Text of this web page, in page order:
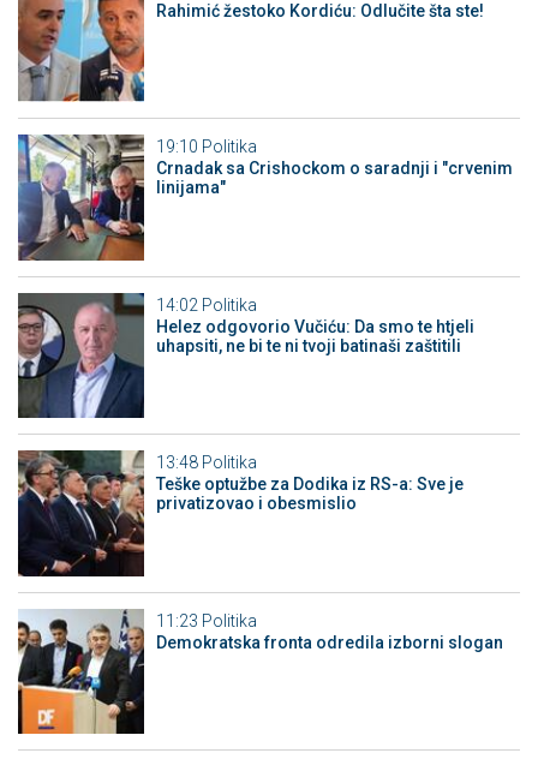
Rahimić žestoko Kordiću: Odlučite šta ste!
19:10 Politika
Crnadak sa Crishockom o saradnji i "crvenim
linijama"
14:02 Politika
Helez odgovorio Vučiću: Da smo te htjeli
uhapsiti, ne bi te ni tvoji batinaši zaštitili
13:48 Politika
Teške optužbe za Dodika iz RS-a: Sve je
privatizovao i obesmislio
11:23 Politika
Demokratska fronta odredila izborni slogan